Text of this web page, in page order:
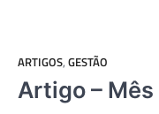
ARTIGOS, GESTÃO
Artigo –